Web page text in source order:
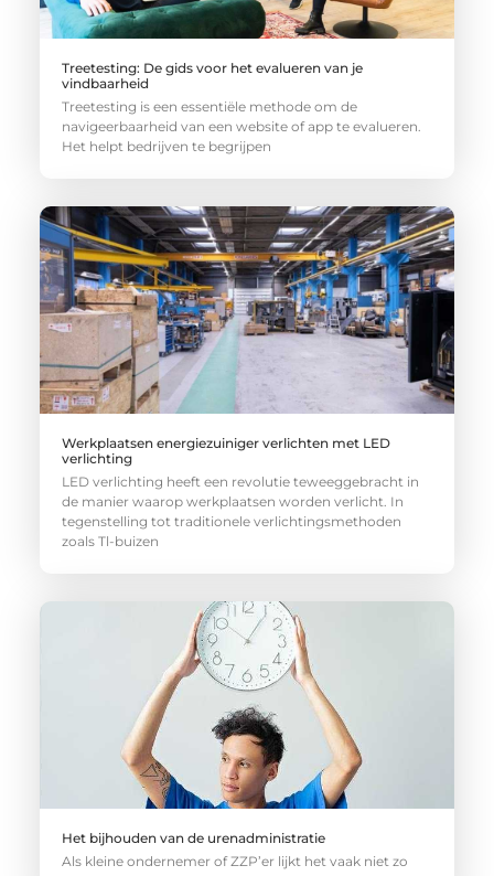
Treetesting: De gids voor het evalueren van je
vindbaarheid
Treetesting is een essentiële methode om de
navigeerbaarheid van een website of app te evalueren.
Het helpt bedrijven te begrijpen
Werkplaatsen energiezuiniger verlichten met LED
verlichting
LED verlichting heeft een revolutie teweeggebracht in
de manier waarop werkplaatsen worden verlicht. In
tegenstelling tot traditionele verlichtingsmethoden
zoals Tl-buizen
Het bijhouden van de urenadministratie
Als kleine ondernemer of ZZP’er lijkt het vaak niet zo